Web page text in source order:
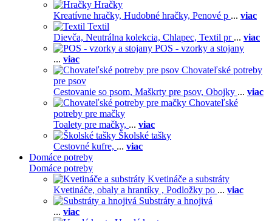
Hračky
Kreatívne hračky, Hudobné hračky, Penové p ... viac
Textil
Dievča, Neutrálna kolekcia, Chlapec, Textil pr ... viac
POS - vzorky a stojany
... viac
Chovateľské potreby
pre psov
Cestovanie so psom, Maškrty pre psov, Obojky ... viac
Chovateľské
potreby pre mačky
Toalety pre mačky, ... viac
Školské tašky
Cestovné kufre, ... viac
Domáce potreby
Domáce potreby
Kvetináče a substráty
Kvetináče, obaly a hrantíky , Podložky po ... viac
Substráty a hnojivá
... viac